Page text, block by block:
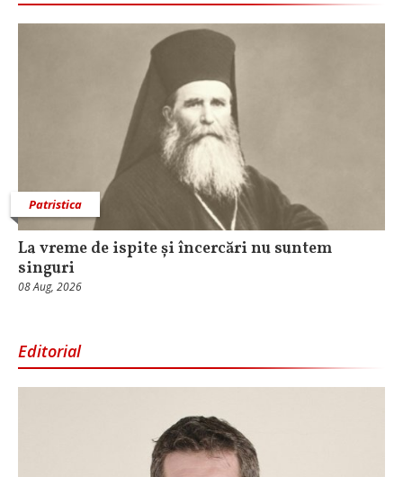
Patristica
La vreme de ispite și încercări nu suntem
singuri
08 Aug, 2026
Editorial